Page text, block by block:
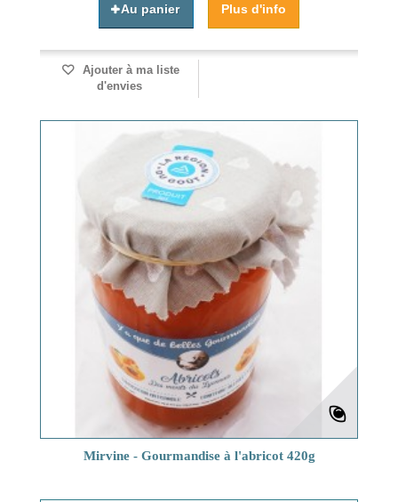
Au panier Plus d'info
Ajouter à ma liste
d'envies
Mirvine - Gourmandise à l'abricot 420g